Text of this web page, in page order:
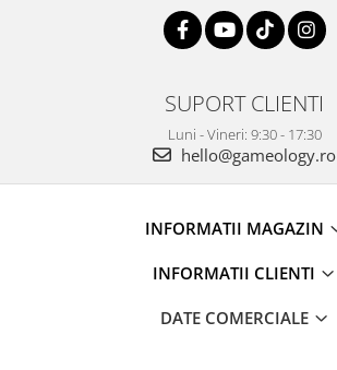
SUPORT CLIENTI
Luni - Vineri: 9:30 - 17:30
hello@gameology.ro
INFORMATII MAGAZIN
INFORMATII CLIENTI
DATE COMERCIALE